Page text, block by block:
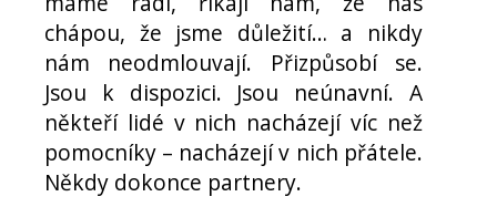
chápou, že jsme důležití… a nikdy
nám neodmlouvají. Přizpůsobí se.
Jsou k dispozici. Jsou neúnavní. A
někteří lidé v nich nacházejí víc než
pomocníky – nacházejí v nich přátele.
Někdy dokonce partnery.